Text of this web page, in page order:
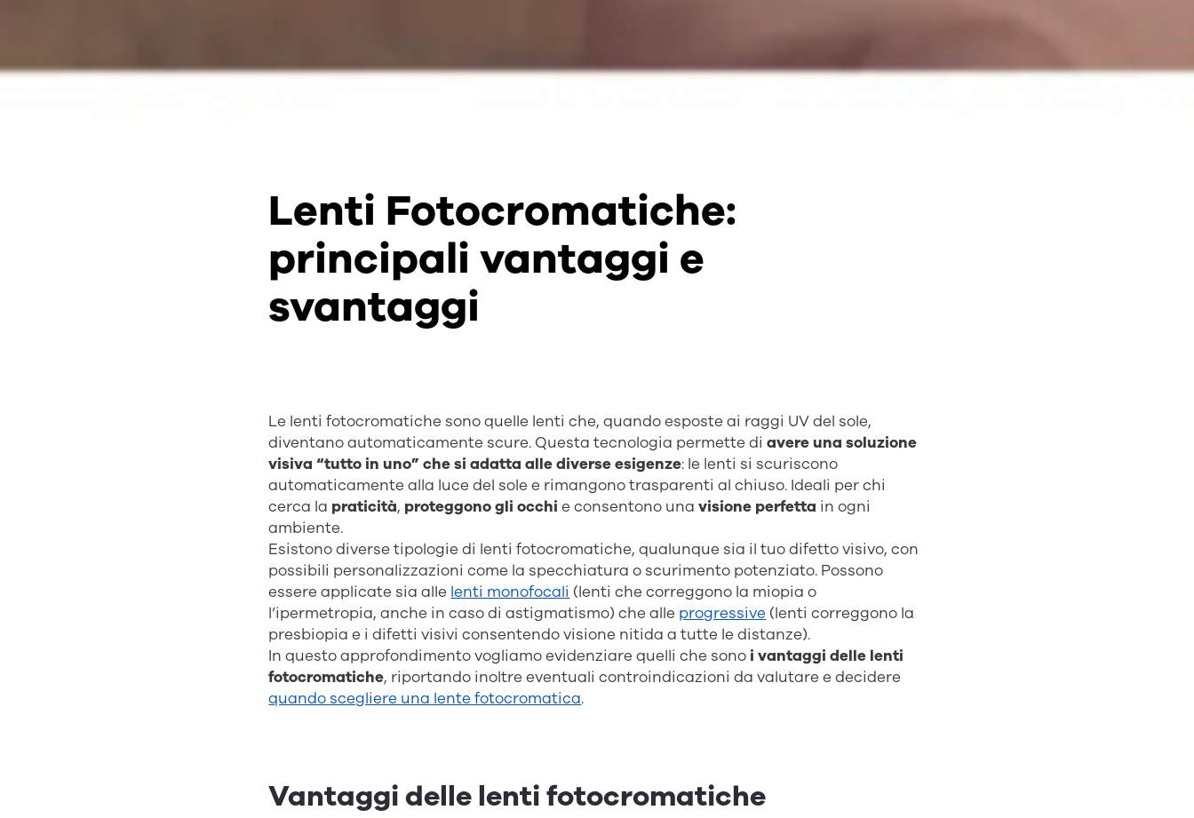
Lenti Fotocromatiche:
principali vantaggi e
svantaggi
Le lenti fotocromatiche sono quelle lenti che, quando esposte ai raggi UV del sole,
diventano automaticamente scure. Questa tecnologia permette diavere una soluzione
visiva “tutto in uno” che si adatta alle diverse esigenze: le lenti si scuriscono
automaticamente alla luce del sole e rimangono trasparenti al chiuso. Ideali per chi
cerca la praticità, proteggono gli occhie consentono unavisione perfetta in ogni
ambiente.
Esistono diverse tipologie di lenti fotocromatiche, qualunque sia il tuo difetto visivo, con
possibili personalizzazioni come la specchiatura o scurimento potenziato. Possono
essere applicate sia alle lenti monofocali (lenti che correggono la miopia o
l’ipermetropia, anche in caso di astigmatismo) che alle progressive (lenti correggono la
presbiopia e i difetti visivi consentendo visione nitida a tutte le distanze).
In questo approfondimento vogliamo evidenziare quelli che sono i vantaggi delle lenti
fotocromatiche, riportando inoltre eventuali controindicazioni da valutare e decidere
quando scegliere una lente fotocromatica.
Vantaggi delle lenti fotocromatiche